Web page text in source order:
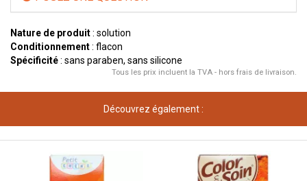
Nature de produit: solution
Conditionnement: flacon
Spécificité: sans paraben, sans silicone
Tous les prix incluent la TVA - hors frais de livraison.
Découvrez également :